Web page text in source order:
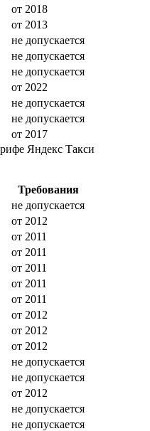
от 2018
от 2013
не допускается
не допускается
не допускается
от 2022
не допускается
не допускается
от 2017
Требования
не допускается
от 2012
от 2011
от 2011
от 2011
от 2011
от 2011
от 2012
от 2012
от 2012
не допускается
не допускается
от 2012
не допускается
не допускается